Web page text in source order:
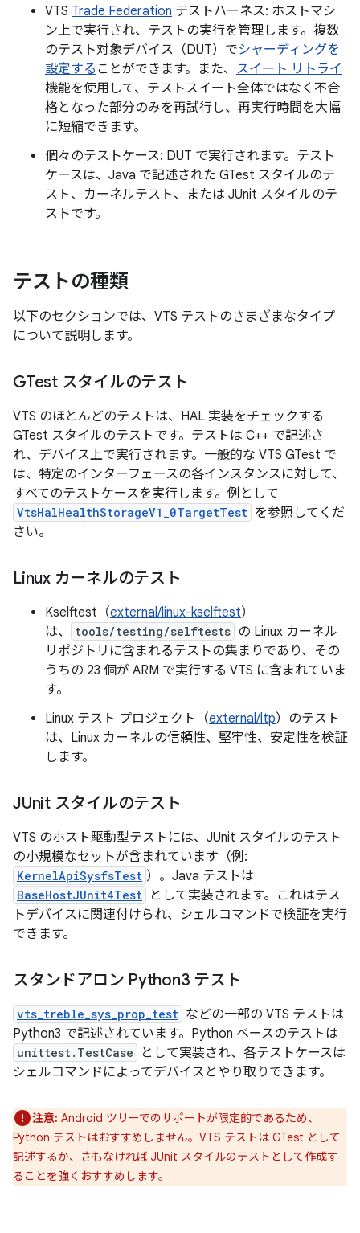
VTS Trade Federation テストハーネス: ホストマシ
ン上で実行され、テストの実行を管理します。複数
のテスト対象デバイス（DUT）でシャーディングを
設定する ことができます。また、 スイート リトライ
機能を使用して、テストスイート全体ではなく不合
格となった部分のみを再試行し、再実行時間を大幅
に短縮できます。
個々のテストケース: DUT で実行されます。テスト
ケースは、Java で記述された GTest スタイルのテ
スト、カーネルテスト、または JUnit スタイルのテ
ストです。
テストの種類
以下のセクションでは、VTS テストのさまざまなタイプ
について説明します。
GTest スタイルのテスト
VTS のほとんどのテストは、HAL 実装をチェックする
GTest スタイルのテストです。テストは C++ で記述さ
れ、デバイス上で実行されます。一般的な VTS GTest で
は、特定のインターフェースの各インスタンスに対して、
すべてのテストケースを実行します。例として
VtsHalHealthStorageV1_0TargetTest を参照してくだ
さい。
Linux カーネルのテスト
Kselftest（external/linux-kselftest）
は、
tools/testing/selftests の Linux カーネル
リポジトリに含まれるテストの集まりであり、その
うちの 23 個が ARM で実行する VTS に含まれていま
す。
Linux テスト プロジェクト（external/ltp）のテスト
は、Linux カーネルの信頼性、堅牢性、安定性を検証
します。
JUnit スタイルのテスト
VTS のホスト駆動型テストには、JUnit スタイルのテスト
の小規模なセットが含まれています（例:
KernelApiSysfsTest ）。Java テストは
BaseHostJUnit4Test
として実装されます。これはテス
トデバイスに関連付けられ、シェルコマンドで検証を実行
できます。
スタンドアロン Python3 テスト
vts_treble_sys_prop_test などの一部の VTS テストは
Python3 で記述されています。Python ベースのテストは
unittest.TestCase
として実装され、各テストケースは
シェルコマンドによってデバイスとやり取りできます。
注意: Android ツリーでのサポートが限定的であるため、
Python テストはおすすめしません。VTS テストは GTest として
記述するか、さもなければ JUnit スタイルのテストとして作成す
ることを強くおすすめします。